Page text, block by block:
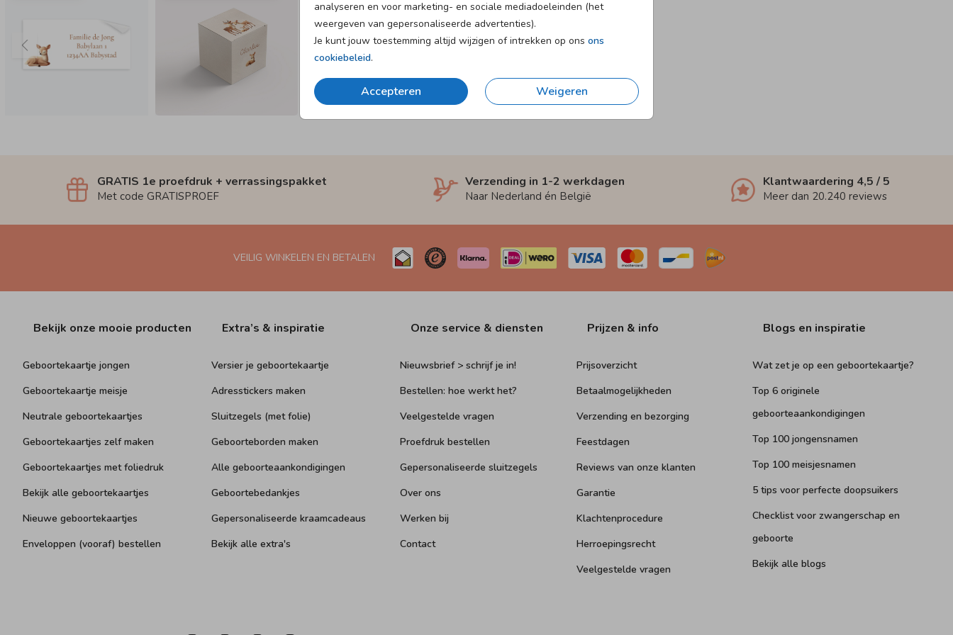
analyseren en voor marketing- en sociale mediadoeleinden (het
weergeven van gepersonaliseerde advertenties).
Je kunt jouw toestemming altijd wijzigen of intrekken op ons ons
cookiebeleid.
Accepteren Weigeren
GRATIS 1e proefdruk + verrassingspakket
Met code GRATISPROEF
Verzending in 1-2 werkdagen
Naar Nederland én België
Klantwaardering 4,5 / 5
Meer dan 20.240 reviews
VEILIG WINKELEN EN BETALEN
Bekijk onze mooie producten
Geboortekaartje jongen
Geboortekaartje meisje
Neutrale geboortekaartjes
Geboortekaartjes zelf maken
Geboortekaartjes met foliedruk
Bekijk alle geboortekaartjes
Nieuwe geboortekaartjes
Enveloppen (vooraf) bestellen
Extra’s & inspiratie
Versier je geboortekaartje
Adresstickers maken
Sluitzegels (met folie)
Geboorteborden maken
Alle geboorteaankondigingen
Geboortebedankjes
Gepersonaliseerde kraamcadeaus
Bekijk alle extra's
Onze service & diensten
Nieuwsbrief > schrijf je in!
Bestellen: hoe werkt het?
Veelgestelde vragen
Proefdruk bestellen
Gepersonaliseerde sluitzegels
Over ons
Werken bij
Contact
Prijzen & info
Prijsoverzicht
Betaalmogelijkheden
Verzending en bezorging
Feestdagen
Reviews van onze klanten
Garantie
Klachtenprocedure
Herroepingsrecht
Veelgestelde vragen
Blogs en inspiratie
Wat zet je op een geboortekaartje?
Top 6 originele
geboorteaankondigingen
Top 100 jongensnamen
Top 100 meisjesnamen
5 tips voor perfecte doopsuikers
Checklist voor zwangerschap en
geboorte
Bekijk alle blogs